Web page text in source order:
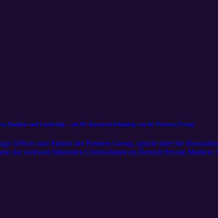
Qualität und Leadership – mit Dr. Raymond Schnidrig von der Partners Group
Officer und Partner der Partners Group, spricht über die
der weltweit führenden Unternehmen im Bereich Private
mehr ist als eine unterstützende Funktion. Sie ist ein
höchste Anforderungen an Qualität, Sicherheit und
zwischen Technologie und Business, die
Intelligenz, Datenmanagement und die Frage, wie sich
in Einklang bringen lässt. Raymond Schnidrig erläutert zudem,
entscheidend ist und warum eine leistungsfähige
digitale Souveränität, der bewusste Umgang mit globalen